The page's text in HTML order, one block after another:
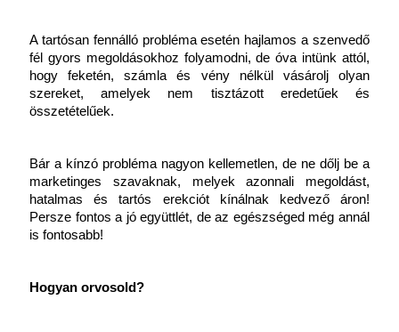
A tartósan fennálló probléma esetén hajlamos a szenvedő
fél gyors megoldásokhoz folyamodni, de óva intünk attól,
hogy feketén, számla és vény nélkül vásárolj olyan
szereket, amelyek nem tisztázott eredetűek és
összetételűek.
Bár a kínzó probléma nagyon kellemetlen, de ne dőlj be a
marketinges szavaknak, melyek azonnali megoldást,
hatalmas és tartós erekciót kínálnak kedvező áron!
Persze fontos a jó együttlét, de az egészséged még annál
is fontosabb!
Hogyan orvosold?